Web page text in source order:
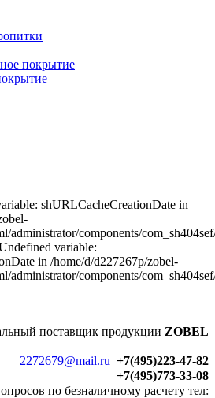
покрытие
shURLCacheCreationDate in
administrator/components/
variable:
in /home/d/d227267p/zobel-
administrator/components/
поставщик продукции ZOBEL
2272679@mail.ru +7(495)223-47-82
+7(495)773-33-08
по безналичному расчету тел: